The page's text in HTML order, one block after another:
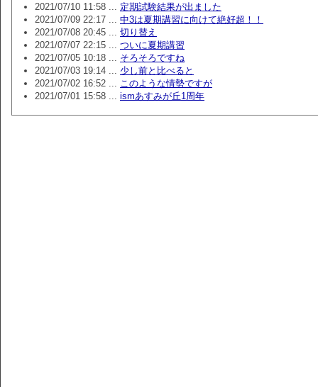
2021/07/10 11:58 ... 定期試験結果が出ました
2021/07/09 22:17 ... 中3は夏期講習に向けて絶好超！！
2021/07/08 20:45 ... 切り替え
2021/07/07 22:15 ... ついに夏期講習
2021/07/05 10:18 ... そろそろですね
2021/07/03 19:14 ... 少し前と比べると
2021/07/02 16:52 ... このような情勢ですが
2021/07/01 15:58 ... ismあすみが丘1周年